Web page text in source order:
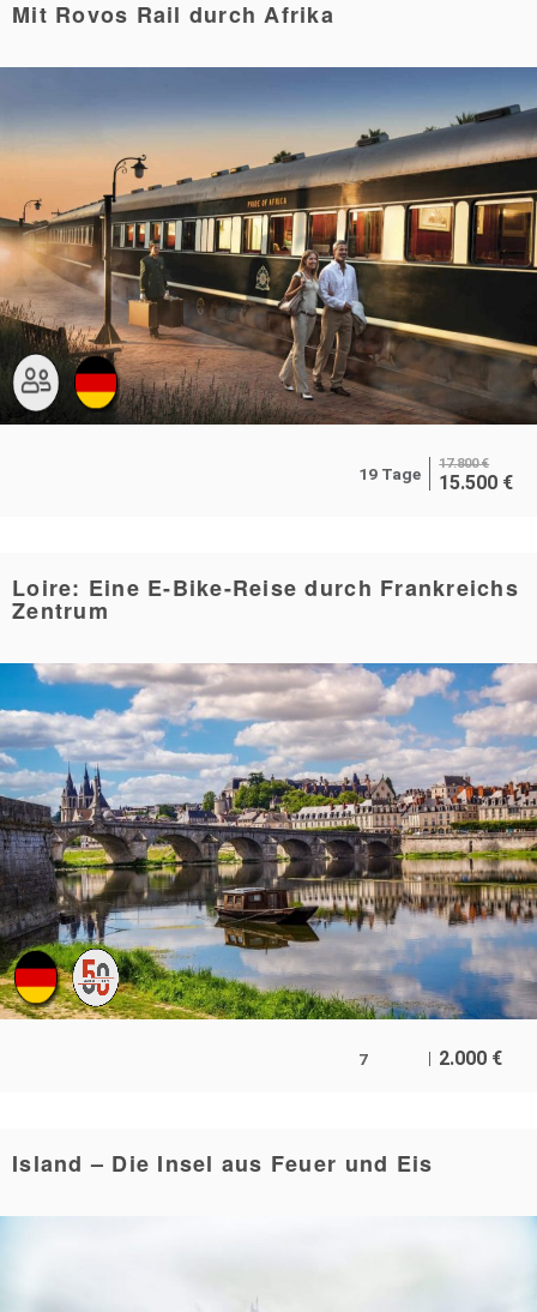
Mit Rovos Rail durch Afrika
19 Tage
17.800 €
15.500 €
Loire: Eine E-Bike-Reise durch Frankreichs
Zentrum
7 2.000 €
Island – Die Insel aus Feuer und Eis